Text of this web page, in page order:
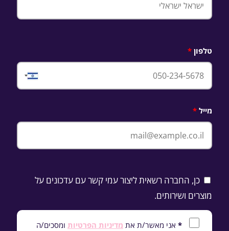
טלפון
Israel
+972
מייל
כן, החברה רשאית ליצור עמי קשר עם עדכונים על
מוצרים ושירותים.
* אני מאשר/ת את מדיניות הפרטיות ומסכים/ה